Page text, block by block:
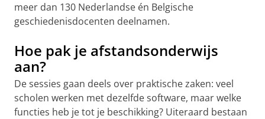
meer dan 130 Nederlandse én Belgische
geschiedenisdocenten deelnamen.
Hoe pak je afstandsonderwijs
aan?
De sessies gaan deels over praktische zaken: veel
scholen werken met dezelfde software, maar welke
functies heb je tot je beschikking? Uiteraard bestaan